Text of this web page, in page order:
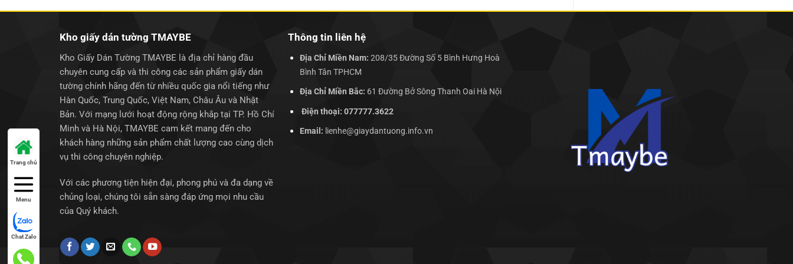
Kho giấy dán tường TMAYBE
Kho Giấy Dán Tường TMAYBE là địa chỉ hàng đầu
chuyên cung cấp và thi công các sản phẩm giấy dán
tường chính hãng đến từ nhiều quốc gia nổi tiếng như
Hàn Quốc, Trung Quốc, Việt Nam, Châu Âu và Nhật
Bản. Với mạng lưới hoạt động rộng khắp tại TP. Hồ Chí
Minh và Hà Nội, TMAYBE cam kết mang đến cho
khách hàng những sản phẩm chất lượng cao cùng dịch
vụ thi công chuyên nghiệp.
Với các phương tiện hiện đại, phong phú và đa dạng về
chủng loại, chúng tôi sẵn sàng đáp ứng mọi nhu cầu
của Quý khách.
Thông tin liên hệ
Địa Chỉ Miền Nam: 208/35 Đường Số 5 Bình Hưng Hoà
Bình Tân TPHCM
Địa Chỉ Miền Bắc: 61 Đường Bở Sông Thanh Oai Hà Nội
Điện thoại: 077777.3622
Email: lienhe@giaydantuong.info.vn
Trang chủ
Menu
Chat Zalo